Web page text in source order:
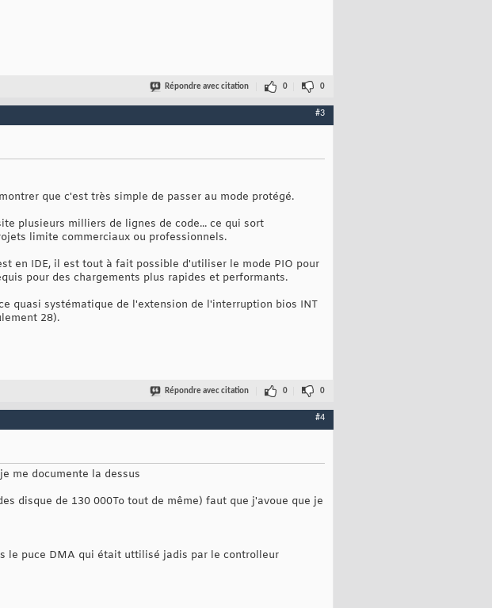
Répondre avec citation 0 0
#3
que c'est très simple de passer au mode protégé.
plusieurs milliers de lignes de code... ce qui sort
limite commerciaux ou professionnels.
en IDE, il est tout à fait possible d'utiliser le mode PIO pour
pour des chargements plus rapides et performants.
quasi systématique de l'extension de l'interruption bios INT
28).
Répondre avec citation 0 0
#4
me documente la dessus
disque de 130 000To tout de même) faut que j'avoue que je
le puce DMA qui était uttilisé jadis par le controlleur